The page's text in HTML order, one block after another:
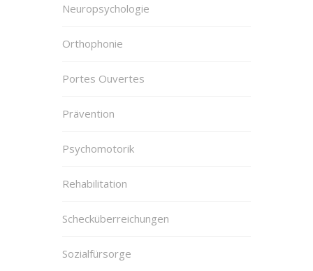
Neuropsychologie
Orthophonie
Portes Ouvertes
Prävention
Psychomotorik
Rehabilitation
Schecküberreichungen
Sozialfürsorge